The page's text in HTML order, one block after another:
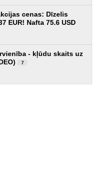
cenas: Dīzelis
EUR! Nafta 75.6 USD
- kļūdu skaits uz
7